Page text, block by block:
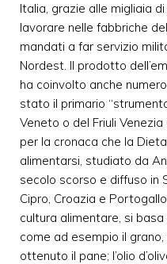
Italia, grazie alle migliaia
lavorare nelle fabbriche
mandati a far servizio
Nordest. Il prodotto
ha coinvolto anche
stato il primario
Veneto o del Friuli
per la cronaca che la
alimentarsi, studiato da
secolo scorso e diffuso in
Cipro, Croazia e
cultura alimentare, si
come ad esempio il
ottenuto il pane; l’olio